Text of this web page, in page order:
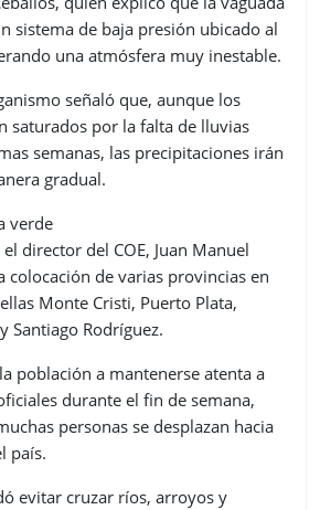
sistema de baja presión ubicado al
una atmósfera muy inestable.
señaló que, aunque los
saturados por la falta de lluvias
semanas, las precipitaciones irán
gradual.
verde
director del COE, Juan Manuel
colocación de varias provincias en
Monte Cristi, Puerto Plata,
Santiago Rodríguez.
población a mantenerse atenta a
durante el fin de semana,
personas se desplazan hacia
país.
evitar cruzar ríos, arroyos y